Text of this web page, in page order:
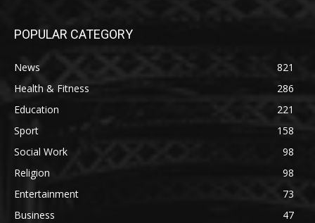
POPULAR CATEGORY
News
821
Health & Fitness
286
Education
221
Sport
158
Social Work
98
Religion
98
Entertainment
73
Business
47